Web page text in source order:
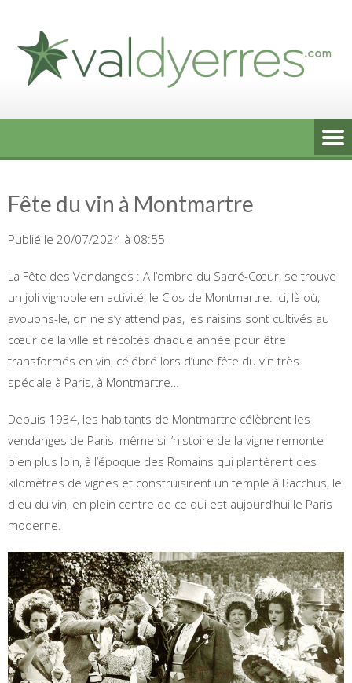
content
Fête du vin à Montmartre
Publié le 20/07/2024 à 08:55
La Fête des Vendanges : A l’ombre du Sacré-Cœur, se trouve
un joli vignoble en activité, le Clos de Montmartre. Ici, là où,
avouons-le, on ne s’y attend pas, les raisins sont cultivés au
cœur de la ville et récoltés chaque année pour être
transformés en vin, célébré lors d’une fête du vin très
spéciale à Paris, à Montmartre…
Depuis 1934, les habitants de Montmartre célèbrent les
vendanges de Paris, même si l’histoire de la vigne remonte
bien plus loin, à l’époque des Romains qui plantèrent des
kilomètres de vignes et construisirent un temple à Bacchus, le
dieu du vin, en plein centre de ce qui est aujourd’hui le Paris
moderne.